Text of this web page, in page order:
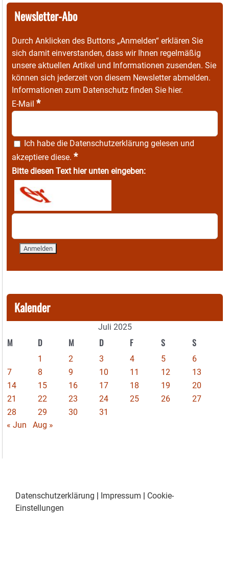
Newsletter-Abo
Durch Anklicken des Buttons „Anmelden“ erklären Sie
sich damit einverstanden, dass wir Ihnen regelmäßig
unsere aktuellen Artikel und Informationen zusenden. Sie
können sich jederzeit von diesem Newsletter abmelden.
Informationen zum Datenschutz finden Sie hier.
E-Mail *
Ich habe die Datenschutzerklärung gelesen und
akzeptiere diese. *
Bitte diesen Text hier unten eingeben:
Kalender
Juli 2025
M D M D F S S
1 2 3 4 5
6
7
8 9 10 11 12
13
14
15 16 17 18 19
20
21
22 23 24 25 26
27
28
29 30
31
« Jun
Aug »
Datenschutzerklärung | Impressum | Cookie-
Einstellungen